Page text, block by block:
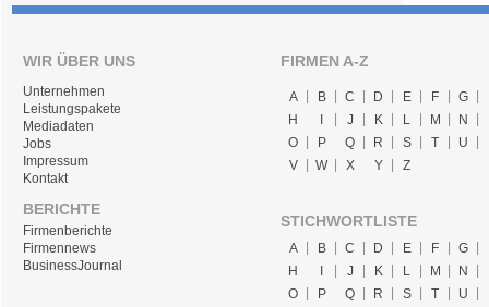
WIR ÜBER UNS
Unternehmen
Leistungspakete
Mediadaten
Jobs
Impressum
Kontakt
BERICHTE
Firmenberichte
Firmennews
BusinessJournal
FIRMEN A-Z
A B C D E F
G
H
J K L M
N
O
P Q R S T
U
V
W X Y Z
STICHWORTLISTE
A B C D E F
G
H
I J K L M
N
O
P Q R S T
U